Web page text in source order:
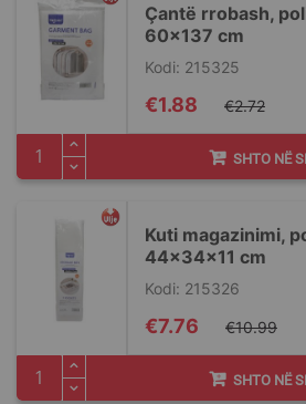
Ҫantë rrobash,
60x137 cm
Kodi: 215325
Special
Price
€1.88 €2.72
SHTO NË
Kuti magazinimi,
44x34x11 cm
Kodi: 215326
Special
Price
€7.76 €10.99
SHTO NË